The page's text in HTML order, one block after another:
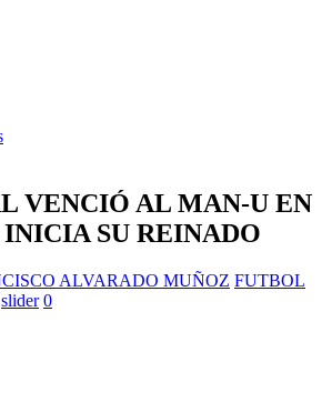
VENCIÓ AL MAN-U EN
SU REINADO
ALVARADO MUÑOZ FUTBOL
slider 0